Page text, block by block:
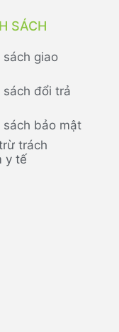
SÁCH
sách giao
sách đổi trả
sách bảo mật
trách
y tế